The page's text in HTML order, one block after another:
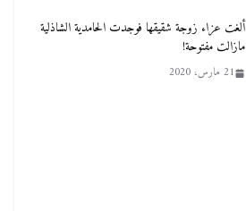
ألغت عزاء زوجة شقيقها فوجدت الحامدية الشاذلية
مازالت مفتوحة!
21 مارس، 2020